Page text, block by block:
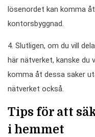
lösenordet kan komma
kontorsbyggnad.
4. Slutligen, om du vill
här nätverket, kanske
komma åt dessa saker
nätverket också.
Tips för att
i hemmet